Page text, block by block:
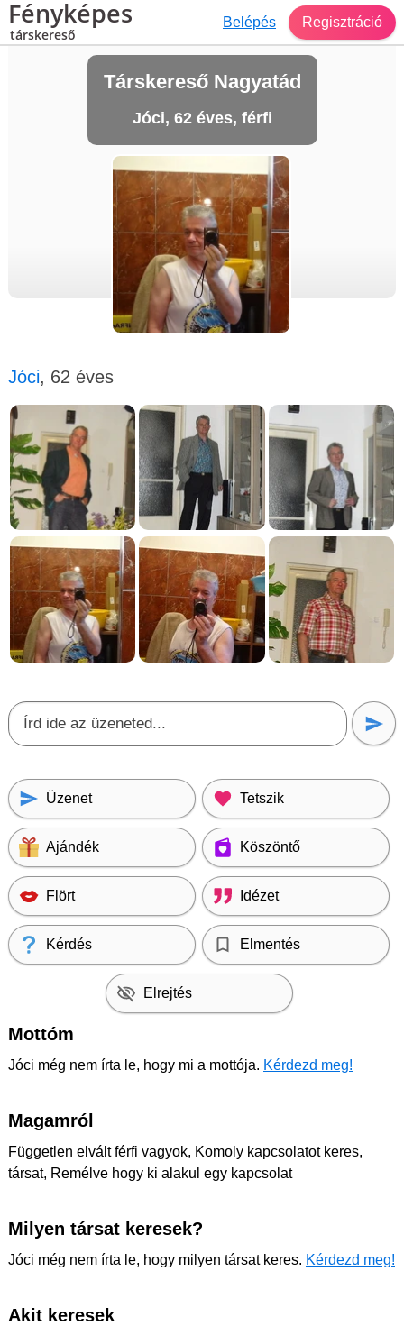
Fényképes
társkereső
Belépés Regisztráció
Társkereső Nagyatád
Jóci, 62 éves, férfi
Jóci, 62 éves
Üzenet Tetszik
Ajándék Köszöntő
Flört Idézet
Kérdés Elmentés
Elrejtés
Mottóm
Jóci még nem írta le, hogy mi a mottója. Kérdezd meg!
Magamról
Független elvált férfi vagyok, Komoly kapcsolatot keres,
társat, Remélve hogy ki alakul egy kapcsolat
Milyen társat keresek?
Jóci még nem írta le, hogy milyen társat keres. Kérdezd meg!
Akit keresek